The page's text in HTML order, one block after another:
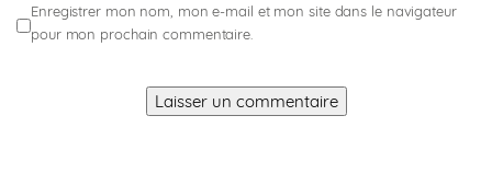
Enregistrer mon nom, mon e-mail et mon site dans le navigateur
pour mon prochain commentaire.